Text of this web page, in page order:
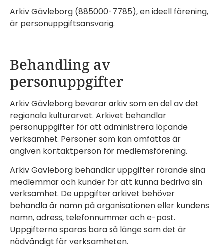
Arkiv Gävleborg (885000-7785), en ideell förening,
är personuppgiftsansvarig.
Behandling av
personuppgifter
Arkiv Gävleborg bevarar arkiv som en del av det
regionala kulturarvet. Arkivet behandlar
personuppgifter för att administrera löpande
verksamhet. Personer som kan omfattas är
angiven kontaktperson för medlemsförening.
Arkiv Gävleborg behandlar uppgifter rörande sina
medlemmar och kunder för att kunna bedriva sin
verksamhet. De uppgifter arkivet behöver
behandla är namn på organisationen eller kundens
namn, adress, telefonnummer och e-post.
Uppgifterna sparas bara så länge som det är
nödvändigt för verksamheten.